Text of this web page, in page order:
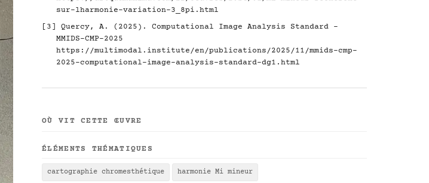
sur-lharmonie-variation-3_8pi.html
[3] Quercy, A. (2025). Computational Image Analysis Standard -
MMIDS-CMP-2025
https://multimodal.institute/en/publications/2025/11/mmids-cmp-
2025-computational-image-analysis-standard-dg1.html
OÙ VIT CETTE ŒUVRE
ÉLÉMENTS THÉMATIQUES
cartographie chromesthétique harmonie Mi mineur